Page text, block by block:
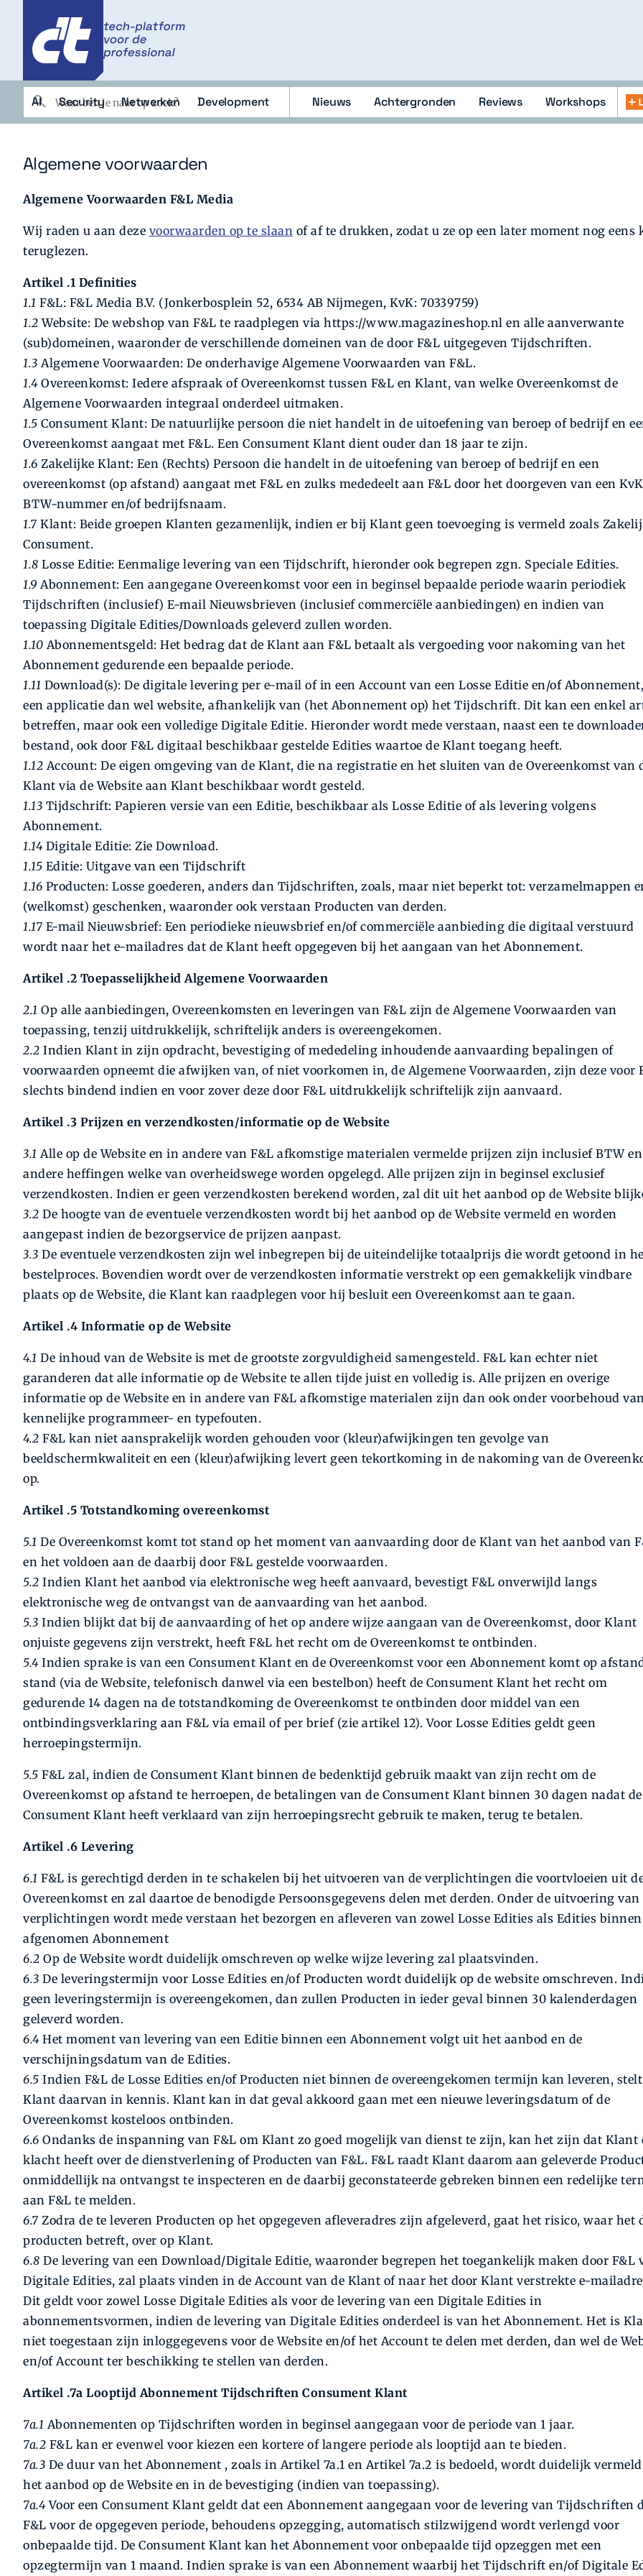
AI Security Netwerken Development Nieuws Achtergronden Reviews Workshops
c't
AI Security Netwerken Development Abonneren
Zoeken
Zoeken
Algemene voorwaarden
Algemene Voorwaarden F&L Media
Wij raden u aan deze voorwaarden op te slaan of af te drukken, zodat u ze op een later moment nog eens
teruglezen.
Artikel .1 Definities
1.1 F&L: F&L Media B.V. (Jonkerbosplein 52, 6534 AB Nijmegen, KvK: 70339759)
1.2 Website: De webshop van F&L te raadplegen via https://www.magazineshop.nl en alle aanverwante
(sub)domeinen, waaronder de verschillende domeinen van de door F&L uitgegeven Tijdschriften.
1.3 Algemene Voorwaarden: De onderhavige Algemene Voorwaarden van F&L.
1.4 Overeenkomst: Iedere afspraak of Overeenkomst tussen F&L en Klant, van welke Overeenkomst de
Algemene Voorwaarden integraal onderdeel uitmaken.
1.5 Consument Klant: De natuurlijke persoon die niet handelt in de uitoefening van beroep of bedrijf en
Overeenkomst aangaat met F&L. Een Consument Klant dient ouder dan 18 jaar te zijn.
1.6 Zakelijke Klant: Een (Rechts) Persoon die handelt in de uitoefening van beroep of bedrijf en een
overeenkomst (op afstand) aangaat met F&L en zulks mededeelt aan F&L door het doorgeven van een
BTW-nummer en/of bedrijfsnaam.
1.7 Klant: Beide groepen Klanten gezamenlijk, indien er bij Klant geen toevoeging is vermeld zoals
Consument.
1.8 Losse Editie: Eenmalige levering van een Tijdschrift, hieronder ook begrepen zgn. Speciale Edities.
1.9 Abonnement: Een aangegane Overeenkomst voor een in beginsel bepaalde periode waarin periodiek
Tijdschriften (inclusief) E-mail Nieuwsbrieven (inclusief commerciële aanbiedingen) en indien van
toepassing Digitale Edities/Downloads geleverd zullen worden.
1.10 Abonnementsgeld: Het bedrag dat de Klant aan F&L betaalt als vergoeding voor nakoming van het
Abonnement gedurende een bepaalde periode.
1.11 Download(s): De digitale levering per e-mail of in een Account van een Losse Editie en/of
een applicatie dan wel website, afhankelijk van (het Abonnement op) het Tijdschrift. Dit kan een enkel
betreffen, maar ook een volledige Digitale Editie. Hieronder wordt mede verstaan, naast een te
bestand, ook door F&L digitaal beschikbaar gestelde Edities waartoe de Klant toegang heeft.
1.12 Account: De eigen omgeving van de Klant, die na registratie en het sluiten van de Overeenkomst van
Klant via de Website aan Klant beschikbaar wordt gesteld.
1.13 Tijdschrift: Papieren versie van een Editie, beschikbaar als Losse Editie of als levering volgens
Abonnement.
1.14 Digitale Editie: Zie Download.
1.15 Editie: Uitgave van een Tijdschrift
1.16 Producten: Losse goederen, anders dan Tijdschriften, zoals, maar niet beperkt tot: verzamelmappen
(welkomst) geschenken, waaronder ook verstaan Producten van derden.
1.17 E-mail Nieuwsbrief: Een periodieke nieuwsbrief en/of commerciële aanbieding die digitaal verstuurd
wordt naar het e-mailadres dat de Klant heeft opgegeven bij het aangaan van het Abonnement.
Artikel .2 Toepasselijkheid Algemene Voorwaarden
2.1 Op alle aanbiedingen, Overeenkomsten en leveringen van F&L zijn de Algemene Voorwaarden van
toepassing, tenzij uitdrukkelijk, schriftelijk anders is overeengekomen.
2.2 Indien Klant in zijn opdracht, bevestiging of mededeling inhoudende aanvaarding bepalingen of
voorwaarden opneemt die afwijken van, of niet voorkomen in, de Algemene Voorwaarden, zijn deze voor
slechts bindend indien en voor zover deze door F&L uitdrukkelijk schriftelijk zijn aanvaard.
Artikel .3 Prijzen en verzendkosten/informatie op de Website
3.1 Alle op de Website en in andere van F&L afkomstige materialen vermelde prijzen zijn inclusief BTW en
andere heffingen welke van overheidswege worden opgelegd. Alle prijzen zijn in beginsel exclusief
verzendkosten. Indien er geen verzendkosten berekend worden, zal dit uit het aanbod op de Website
3.2 De hoogte van de eventuele verzendkosten wordt bij het aanbod op de Website vermeld en worden
aangepast indien de bezorgservice de prijzen aanpast.
3.3 De eventuele verzendkosten zijn wel inbegrepen bij de uiteindelijke totaalprijs die wordt getoond in
bestelproces. Bovendien wordt over de verzendkosten informatie verstrekt op een gemakkelijk vindbare
plaats op de Website, die Klant kan raadplegen voor hij besluit een Overeenkomst aan te gaan.
Artikel .4 Informatie op de Website
4.1 De inhoud van de Website is met de grootste zorgvuldigheid samengesteld. F&L kan echter niet
garanderen dat alle informatie op de Website te allen tijde juist en volledig is. Alle prijzen en overige
informatie op de Website en in andere van F&L afkomstige materialen zijn dan ook onder voorbehoud van
kennelijke programmeer- en typefouten.
4.2 F&L kan niet aansprakelijk worden gehouden voor (kleur)afwijkingen ten gevolge van
beeldschermkwaliteit en een (kleur)afwijking levert geen tekortkoming in de nakoming van de
op.
Artikel .5 Totstandkoming overeenkomst
5.1 De Overeenkomst komt tot stand op het moment van aanvaarding door de Klant van het aanbod van
en het voldoen aan de daarbij door F&L gestelde voorwaarden.
5.2 Indien Klant het aanbod via elektronische weg heeft aanvaard, bevestigt F&L onverwijld langs
elektronische weg de ontvangst van de aanvaarding van het aanbod.
5.3 Indien blijkt dat bij de aanvaarding of het op andere wijze aangaan van de Overeenkomst, door Klant
onjuiste gegevens zijn verstrekt, heeft F&L het recht om de Overeenkomst te ontbinden.
5.4 Indien sprake is van een Consument Klant en de Overeenkomst voor een Abonnement komt op
stand (via de Website, telefonisch danwel via een bestelbon) heeft de Consument Klant het recht om
gedurende 14 dagen na de totstandkoming de Overeenkomst te ontbinden door middel van een
ontbindingsverklaring aan F&L via email of per brief (zie artikel 12). Voor Losse Edities geldt geen
herroepingstermijn.
5.5 F&L zal, indien de Consument Klant binnen de bedenktijd gebruik maakt van zijn recht om de
Overeenkomst op afstand te herroepen, de betalingen van de Consument Klant binnen 30 dagen nadat de
Consument Klant heeft verklaard van zijn herroepingsrecht gebruik te maken, terug te betalen.
Artikel .6 Levering
6.1 F&L is gerechtigd derden in te schakelen bij het uitvoeren van de verplichtingen die voortvloeien uit
Overeenkomst en zal daartoe de benodigde Persoonsgegevens delen met derden. Onder de uitvoering van
verplichtingen wordt mede verstaan het bezorgen en afleveren van zowel Losse Edities als Edities binnen
afgenomen Abonnement
6.2 Op de Website wordt duidelijk omschreven op welke wijze levering zal plaatsvinden.
6.3 De leveringstermijn voor Losse Edities en/of Producten wordt duidelijk op de website omschreven.
geen leveringstermijn is overeengekomen, dan zullen Producten in ieder geval binnen 30 kalenderdagen
geleverd worden.
6.4 Het moment van levering van een Editie binnen een Abonnement volgt uit het aanbod en de
verschijningsdatum van de Edities.
6.5 Indien F&L de Losse Edities en/of Producten niet binnen de overeengekomen termijn kan leveren,
Klant daarvan in kennis. Klant kan in dat geval akkoord gaan met een nieuwe leveringsdatum of de
Overeenkomst kosteloos ontbinden.
6.6 Ondanks de inspanning van F&L om Klant zo goed mogelijk van dienst te zijn, kan het zijn dat Klant
klacht heeft over de dienstverlening of Producten van F&L. F&L raadt Klant daarom aan geleverde
onmiddellijk na ontvangst te inspecteren en de daarbij geconstateerde gebreken binnen een redelijke
aan F&L te melden.
6.7 Zodra de te leveren Producten op het opgegeven afleveradres zijn afgeleverd, gaat het risico, waar het
producten betreft, over op Klant.
6.8 De levering van een Download/Digitale Editie, waaronder begrepen het toegankelijk maken door F&L
Digitale Edities, zal plaats vinden in de Account van de Klant of naar het door Klant verstrekte e-
Dit geldt voor zowel Losse Digitale Edities als voor de levering van een Digitale Edities in
abonnementsvormen, indien de levering van Digitale Edities onderdeel is van het Abonnement. Het is
niet toegestaan zijn inloggegevens voor de Website en/of het Account te delen met derden, dan wel de
en/of Account ter beschikking te stellen van derden.
Artikel .7a Looptijd Abonnement Tijdschriften Consument Klant
7a.1 Abonnementen op Tijdschriften worden in beginsel aangegaan voor de periode van 1 jaar.
7a.2 F&L kan er evenwel voor kiezen een kortere of langere periode als looptijd aan te bieden.
7a.3 De duur van het Abonnement , zoals in Artikel 7a.1 en Artikel 7a.2 is bedoeld, wordt duidelijk
het aanbod op de Website en in de bevestiging (indien van toepassing).
7a.4 Voor een Consument Klant geldt dat een Abonnement aangegaan voor de levering van Tijdschriften
F&L voor de opgegeven periode, behoudens opzegging, automatisch stilzwijgend wordt verlengd voor
onbepaalde tijd. De Consument Klant kan het Abonnement voor onbepaalde tijd opzeggen met een
opzegtermijn van 1 maand. Indien sprake is van een Abonnement waarbij het Tijdschrift en/of Digitale